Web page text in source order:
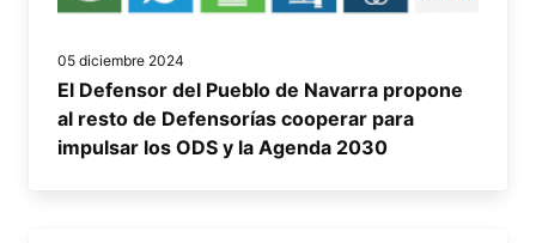
05 diciembre 2024
El Defensor del Pueblo de Navarra propone
al resto de Defensorías cooperar para
impulsar los ODS y la Agenda 2030